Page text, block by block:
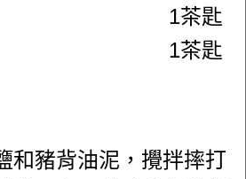
1茶匙
1茶匙
和豬背油泥，攪拌摔打